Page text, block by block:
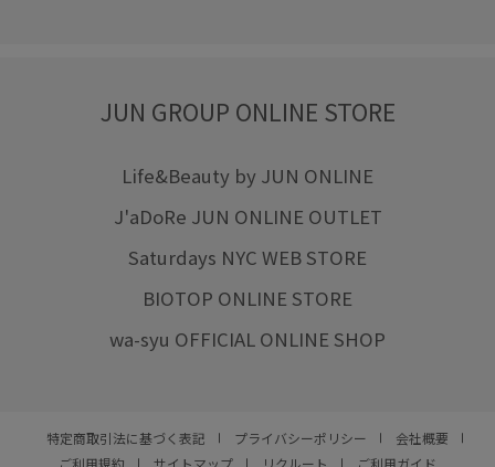
JUN GROUP ONLINE STORE
Life&Beauty by JUN ONLINE
J'aDoRe JUN ONLINE OUTLET
Saturdays NYC WEB STORE
BIOTOP ONLINE STORE
wa-syu OFFICIAL ONLINE SHOP
特定商取引法に基づく表記 プライバシーポリシー
会社概要